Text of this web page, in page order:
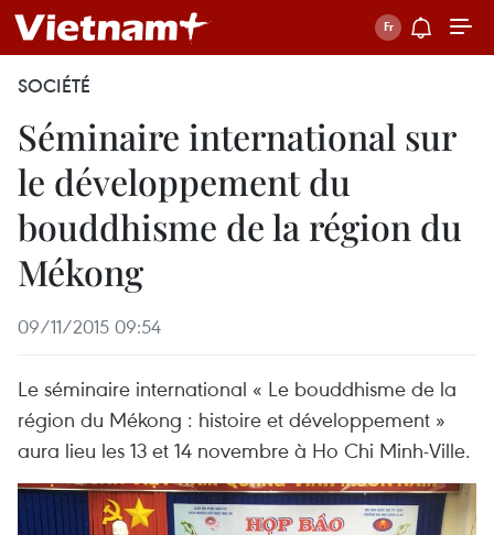
SOCIÉTÉ
Séminaire international sur
le développement du
bouddhisme de la région du
Mékong
09/11/2015 09:54
Le séminaire international « Le bouddhisme de la
région du Mékong : histoire et développement »
aura lieu les 13 et 14 novembre à Ho Chi Minh-Ville.